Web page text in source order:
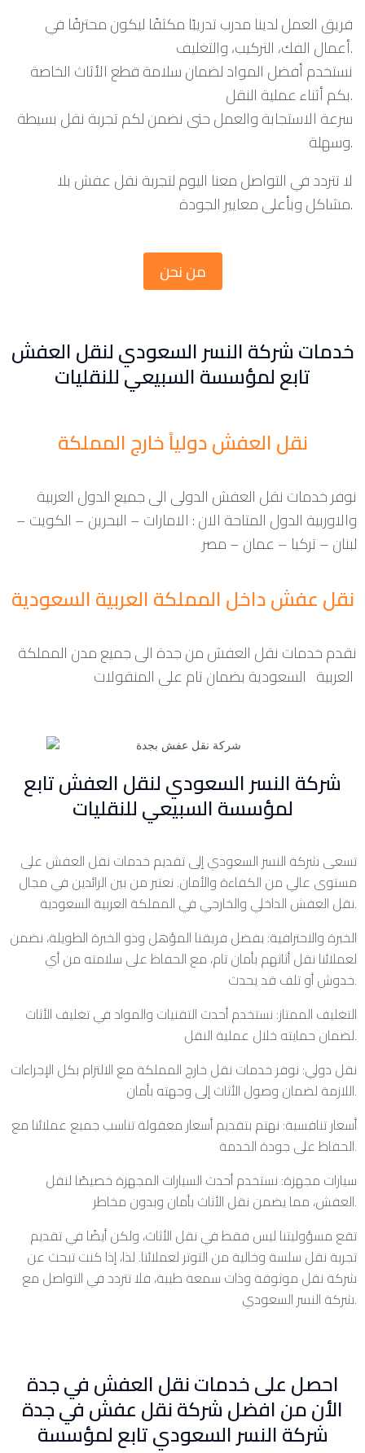
أعمال الفك، التركيب، والتغليف.
نستخدم أفضل المواد لضمان سلامة قطع الأثاث الخاصة
بكم أثناء عملية النقل.
سرعة الاستجابة والعمل حتى نضمن لكم تجربة نقل بسيطة
وسهلة.
لا تتردد في التواصل معنا اليوم لتجربة نقل عفش بلا
مشاكل وبأعلى معايير الجودة.
من نحن
خدمات شركة النسر السعودي لنقل العفش
تابع لمؤسسة السبيعي للنقليات
نقل العفش دولياً خارج المملكة
نوفر خدمات نقل العفش الدولى الى جميع الدول العربية
والاوربية الدول المتاحة الان : الامارات – البحرين – الكويت –
لبنان – تركيا – عمان – مصر
نقل عفش داخل المملكة العربية السعودية
نقدم خدمات نقل العفش من جدة الى جميع مدن المملكة
شركة النسر السعودي لنقل العفش تابع
لمؤسسة السبيعي للنقليات
تسعى شركة النسر السعودي إلى تقديم خدمات نقل العفش على
مستوى عالي من الكفاءة والأمان. نعتبر من بين الرائدين في مجال
نقل العفش الداخلي والخارجي في المملكة العربية السعودية.
الخبرة والاحترافية: بفضل فريقنا المؤهل وذو الخبرة الطويلة، نضمن
لعملائنا نقل أثاثهم بأمان تام، مع الحفاظ على سلامته من أي
خدوش أو تلف قد يحدث.
التغليف الممتاز: نستخدم أحدث التقنيات والمواد في تغليف الأثاث
لضمان حمايته خلال عملية النقل.
نقل دولي: نوفر خدمات نقل خارج المملكة مع الالتزام بكل الإجراءات
اللازمة لضمان وصول الأثاث إلى وجهته بأمان.
أسعار تنافسية: نهتم بتقديم أسعار معقولة تناسب جميع عملائنا مع
الحفاظ على جودة الخدمة.
سيارات مجهزة: نستخدم أحدث السيارات المجهزة خصيصًا لنقل
العفش، مما يضمن نقل الأثاث بأمان وبدون مخاطر.
تقع مسؤوليتنا ليس فقط في نقل الأثاث، ولكن أيضًا في تقديم
تجربة نقل سلسة وخالية من التوتر لعملائنا. لذا، إذا كنت تبحث عن
شركة نقل موثوقة وذات سمعة طيبة، فلا تتردد في التواصل مع
شركة النسر السعودي.
احصل على خدمات نقل العفش في جدة
الأن من افضل شركة نقل عفش في جدة
شركة النسر السعودي تابع لمؤسسة